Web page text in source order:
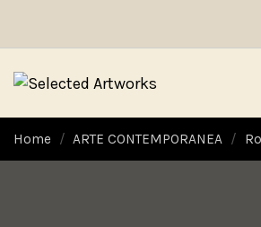
Home ARTE CONTEMPORANEA